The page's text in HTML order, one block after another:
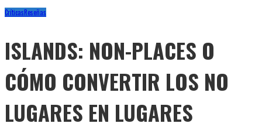
CríticasReseñas
ISLANDS: NON-PLACES O
CÓMO CONVERTIR LOS NO
LUGARES EN LUGARES